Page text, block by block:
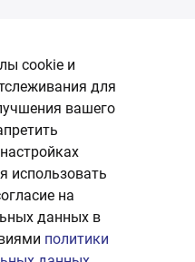
cookie и
для
вашего
использовать
на
данных в
политики